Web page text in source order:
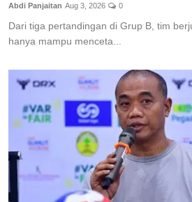
Abdi Panjaitan Aug 3, 2026 0
Dari tiga pertandingan di Grup B, tim
hanya mampu menceta...